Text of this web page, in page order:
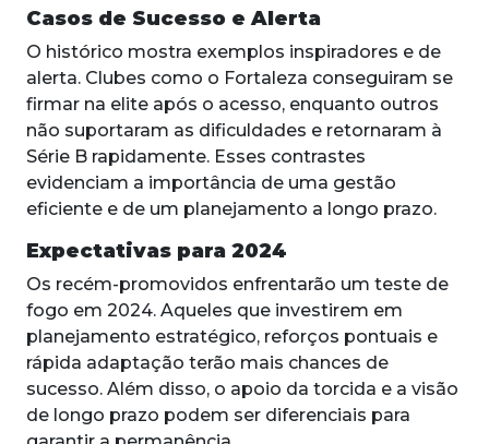
Casos de Sucesso e Alerta
O histórico mostra exemplos inspiradores e de
alerta. Clubes como o Fortaleza conseguiram se
firmar na elite após o acesso, enquanto outros
não suportaram as dificuldades e retornaram à
Série B rapidamente. Esses contrastes
evidenciam a importância de uma gestão
eficiente e de um planejamento a longo prazo.
Expectativas para 2024
Os recém-promovidos enfrentarão um teste de
fogo em 2024. Aqueles que investirem em
planejamento estratégico, reforços pontuais e
rápida adaptação terão mais chances de
sucesso. Além disso, o apoio da torcida e a visão
de longo prazo podem ser diferenciais para